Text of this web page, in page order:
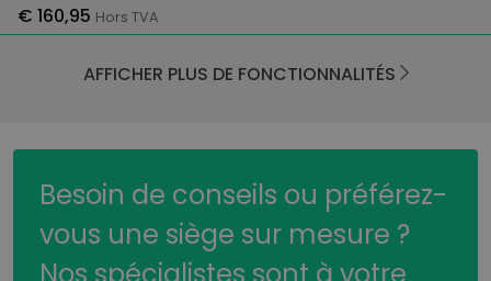
€ 160,95 Hors TVA
AFFICHER PLUS DE FONCTIONNALITÉS
Besoin de conseils ou préférez-
vous une siège sur mesure ?
Nos spécialistes sont à votre